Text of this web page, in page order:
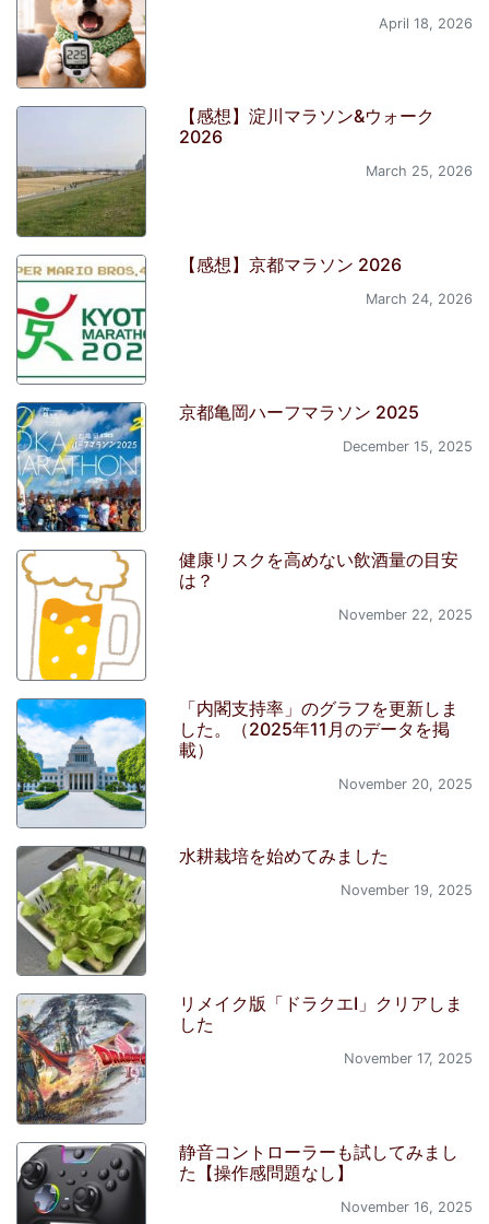
April 18, 2026
【感想】淀川マラソン&ウォーク
2026
March 25, 2026
【感想】京都マラソン 2026
March 24, 2026
京都亀岡ハーフマラソン 2025
December 15, 2025
健康リスクを高めない飲酒量の目安
は？
November 22, 2025
「内閣支持率」のグラフを更新しま
した。（2025年11月のデータを掲
載）
November 20, 2025
水耕栽培を始めてみました
November 19, 2025
リメイク版「ドラクエI」クリアしま
した
November 17, 2025
静音コントローラーも試してみまし
た【操作感問題なし】
November 16, 2025